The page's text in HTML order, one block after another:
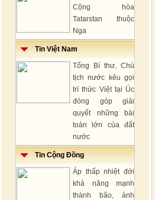
Cộng hòa
Tatarstan thuộc
Nga
Tin Việt Nam
Tổng Bí thư, Chủ
tịch nước kêu gọi
trí thức Việt tại Úc
đóng góp giải
quyết những bài
toán lớn của đất
nước
Tin Cộng Đồng
Áp thấp nhiệt đới
khả năng mạnh
thành bão, ảnh